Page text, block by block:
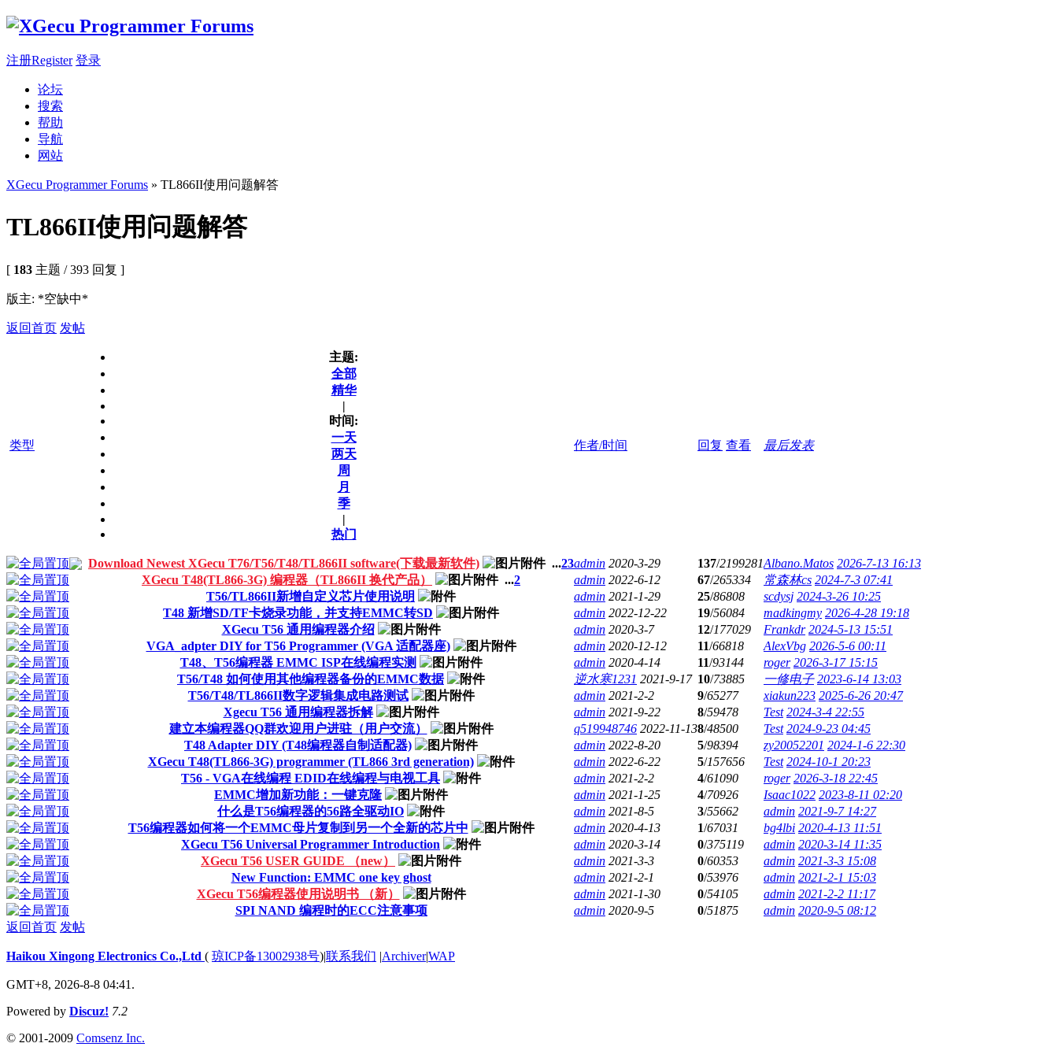
注册Register 登录
论坛
搜索
帮助
导航
网站
XGecu Programmer Forums » TL866II使用问题解答
TL866II使用问题解答
[ 183 主题 / 393 回复 ]
版主: *空缺中*
返回首页 发帖
类型
主题:
全部
精华
|
时间:
一天
两天
周
月
季
|
热门
作者/时间 回复 查看 最后发表
Download Newest XGecu T76/T56/T48/TL866II software(下载最新软件) ...23admin 2020-3-29 137/2199281Albano.Matos 2026-7-13 16:13
XGecu T48(TL866-3G) 编程器（TL866II 换代产品）
...2 admin 2022-6-12 67/265334 常森林cs 2024-7-3 07:41
T56/TL866II新增自定义芯片使用说明
admin 2021-1-29 25/86808 scdysj 2024-3-26 10:25
T48 新增SD/TF卡烧录功能，并支持EMMC转SD
admin 2022-12-22 19/56084 madkingmy 2026-4-28 19:18
XGecu T56 通用编程器介绍
admin 2020-3-7 12/177029 Frankdr 2024-5-13 15:51
VGA_adpter DIY for T56 Programmer (VGA 适配器座)
admin 2020-12-12 11/66818 AlexVbg 2026-5-6 00:11
T48、T56编程器 EMMC ISP在线编程实测
admin 2020-4-14 11/93144 roger 2026-3-17 15:15
T56/T48 如何使用其他编程器备份的EMMC数据
逆水寒1231 2021-9-17 10/73885 一修电子 2023-6-14 13:03
T56/T48/TL866II数字逻辑集成电路测试
admin 2021-2-2 9/65277 xiakun223 2025-6-26 20:47
Xgecu T56 通用编程器拆解
admin 2021-9-22 8/59478 Test 2024-3-4 22:55
建立本编程器QQ群欢迎用户进驻（用户交流）
q519948746 2022-11-138/48500 Test 2024-9-23 04:45
T48 Adapter DIY (T48编程器自制适配器)
admin 2022-8-20 5/98394 zy20052201 2024-1-6 22:30
XGecu T48(TL866-3G) programmer (TL866 3rd generation)
admin 2022-6-22 5/157656 Test 2024-10-1 20:23
T56 - VGA在线编程 EDID在线编程与电视工具
admin 2021-2-2 4/61090 roger 2026-3-18 22:45
EMMC增加新功能：一键克隆
admin 2021-1-25 4/70926 Isaac1022 2023-8-11 02:20
什么是T56编程器的56路全驱动IO
admin 2021-8-5 3/55662 admin 2021-9-7 14:27
T56编程器如何将一个EMMC母片复制到另一个全新的芯片中
admin 2020-4-13 1/67031 bg4lbi 2020-4-13 11:51
XGecu T56 Universal Programmer Introduction
admin 2020-3-14 0/375119 admin 2020-3-14 11:35
XGecu T56 USER GUIDE （new）
admin 2021-3-3 0/60353 admin 2021-3-3 15:08
New Function: EMMC one key ghost
admin 2021-2-1 0/53976 admin 2021-2-1 15:03
XGecu T56编程器使用说明书 （新）
admin 2021-1-30 0/54105 admin 2021-2-2 11:17
SPI NAND 编程时的ECC注意事项
admin 2020-9-5 0/51875 admin 2020-9-5 08:12
返回首页 发帖
Haikou Xingong Electronics Co.,Ltd ( 琼ICP备13002938号)|联系我们 |Archiver|WAP
GMT+8, 2026-8-8 04:41.
Powered by Discuz! 7.2
© 2001-2009 Comsenz Inc.